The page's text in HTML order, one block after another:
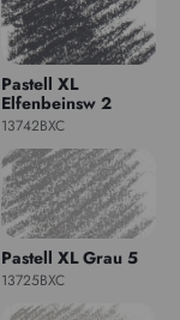
Pastell XL
Elfenbeinsw 2
13742BXC
Pastell XL Grau 5
13725BXC